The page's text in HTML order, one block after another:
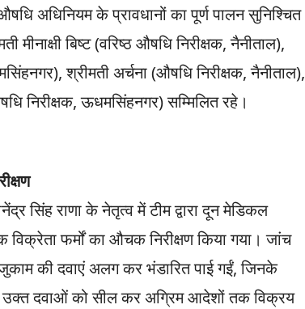
अधिनियम के प्रावधानों का पूर्ण पालन सुनिश्चित
बिष्ट (वरिष्ठ औषधि निरीक्षक, नैनीताल),
श्रीमती अर्चना (औषधि निरीक्षक, नैनीताल),
निरीक्षक, ऊधमसिंहनगर) सम्मिलित रहे।
सिंह राणा के नेतृत्व में टीम द्वारा दून मेडिकल
फर्मों का औचक निरीक्षण किया गया। जांच
की दवाएं अलग कर भंडारित पाई गईं, जिनके
उक्त दवाओं को सील कर अग्रिम आदेशों तक विक्रय